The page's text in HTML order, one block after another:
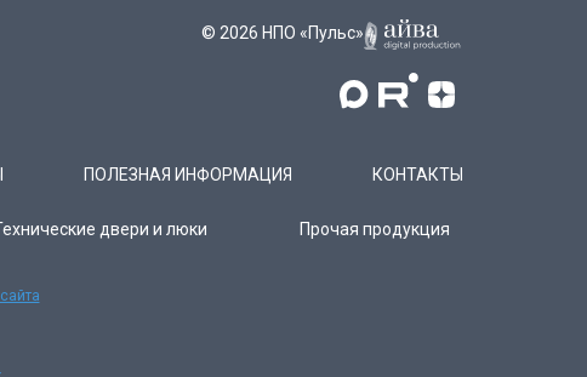
© 2026 НПО «Пульс»
ПОЛЕЗНАЯ ИНФОРМАЦИЯ КОНТАКТЫ
двери и люки Прочая продукция